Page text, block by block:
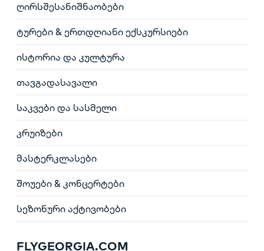
ღირსშესანიშნაობები
ტურები & ერთდღიანი ექსკურსიები
ისტორია და კულტურა
თავგადასავალი
საკვები და სასმელი
კრუიზები
მასტერკლასები
შოუები & კონცერტები
სეზონური აქტივობები
FLYGEORGIA.COM